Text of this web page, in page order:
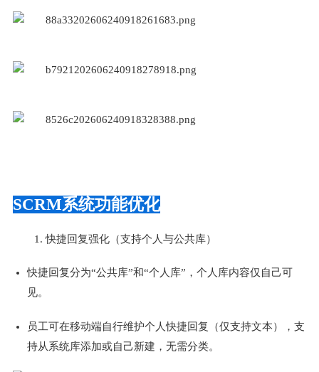
SCRM系统功能优化
1. 快捷回复强化（支持个人与公共库）
快捷回复分为“公共库”和“个人库”，个人库内容仅自己可
见。
员工可在移动端自行维护个人快捷回复（仅支持文本），支
持从系统库添加或自己新建，无需分类。